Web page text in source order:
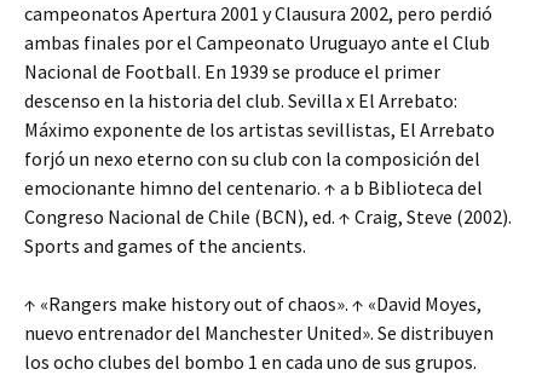
campeonatos Apertura 2001 y Clausura 2002, pero perdió
ambas finales por el Campeonato Uruguayo ante el Club
Nacional de Football. En 1939 se produce el primer
descenso en la historia del club. Sevilla x El Arrebato:
Máximo exponente de los artistas sevillistas, El Arrebato
forjó un nexo eterno con su club con la composición del
emocionante himno del centenario. ↑ a b Biblioteca del
Congreso Nacional de Chile (BCN), ed. ↑ Craig, Steve (2002).
Sports and games of the ancients.
↑ «Rangers make history out of chaos». ↑ «David Moyes,
nuevo entrenador del Manchester United». Se distribuyen
los ocho clubes del bombo 1 en cada uno de sus grupos.